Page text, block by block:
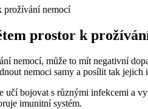
prostor k
nemocí, může to mít negativní
nemoci samy a posílit tak jejich
učí bojovat s různými infekcemi a
imunitní systém.